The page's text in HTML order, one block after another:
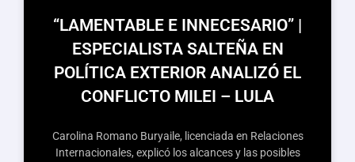
“LAMENTABLE E INNECESARIO” |
ESPECIALISTA SALTEÑA EN
POLÍTICA EXTERIOR ANALIZÓ EL
CONFLICTO MILEI – LULA
Carolina Romano Buryaile, licenciada en Relaciones
Internacionales, explicó los alcances y las posibles